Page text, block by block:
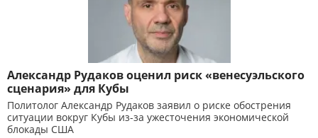
Александр Рудаков оценил риск «венесуэльского
сценария» для Кубы
Политолог Александр Рудаков заявил о риске обострения
ситуации вокруг Кубы из-за ужесточения экономической
блокады США